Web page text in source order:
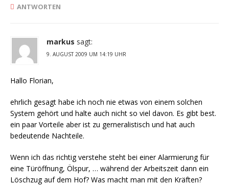
ANTWORTEN
markus sagt:
9. AUGUST 2009 UM 14:19 UHR
Hallo Florian,
ehrlich gesagt habe ich noch nie etwas von einem solchen
System gehört und halte auch nicht so viel davon. Es gibt best.
ein paar Vorteile aber ist zu gerneralistisch und hat auch
bedeutende Nachteile.
Wenn ich das richtig verstehe steht bei einer Alarmierung für
eine Türöffnung, Ölspur, … während der Arbeitszeit dann ein
Löschzug auf dem Hof? Was macht man mit den Kräften?